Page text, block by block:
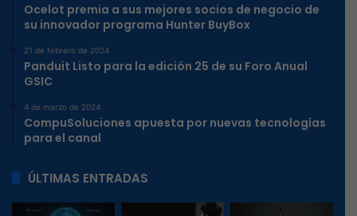
Ocelot premia a sus mejores socios de negocio de
su innovador programa Hunter BuyBox
21 de febrero de 2024
Panduit Listo para la edición 25 de su Foro Anual
GSIC
4 de marzo de 2024
CompuSoluciones apuesta por nuevas tecnologías
para el canal
ÚLTIMAS ENTRADAS